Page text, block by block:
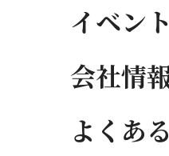
イベン
会社情
よくあ